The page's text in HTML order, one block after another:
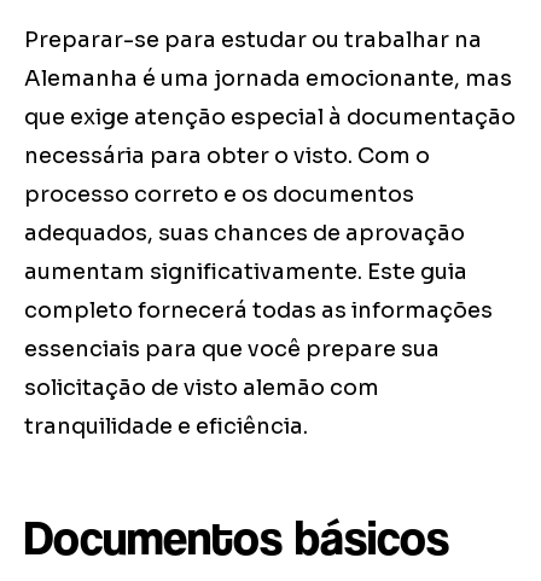
Preparar-se para estudar ou trabalhar na
Alemanha é uma jornada emocionante, mas
que exige atenção especial à documentação
necessária para obter o visto. Com o
processo correto e os documentos
adequados, suas chances de aprovação
aumentam significativamente. Este guia
completo fornecerá todas as informações
essenciais para que você prepare sua
solicitação de visto alemão com
tranquilidade e eficiência.
Documentos básicos